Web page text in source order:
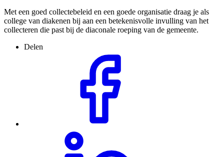
Met een goed collectebeleid en een goede organisatie draag je als
college van diakenen bij aan een betekenisvolle invulling van het
collecteren die past bij de diaconale roeping van de gemeente.
Delen